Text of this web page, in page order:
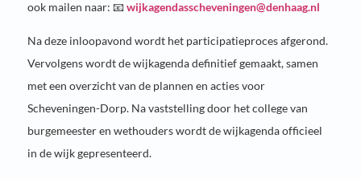
ook mailen naar: 📧wijkagendasscheveningen@denhaag.nl
Na deze inloopavond wordt het participatieproces afgerond.
Vervolgens wordt de wijkagenda definitief gemaakt, samen
met een overzicht van de plannen en acties voor
Scheveningen-Dorp. Na vaststelling door het college van
burgemeester en wethouders wordt de wijkagenda officieel
in de wijk gepresenteerd.